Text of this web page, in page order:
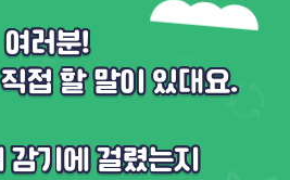
여러분!
접 할 말이 있대요.
감기에 걸렸는지